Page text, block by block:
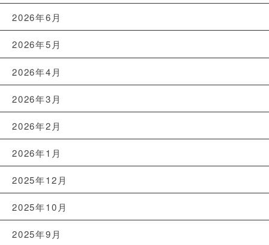
2026年6月
2026年5月
2026年4月
2026年3月
2026年2月
2026年1月
2025年12月
2025年10月
2025年9月